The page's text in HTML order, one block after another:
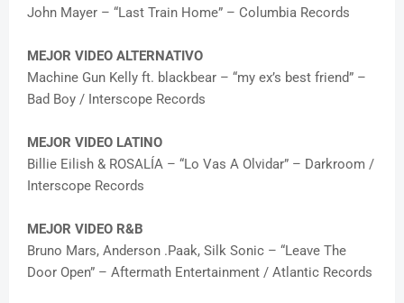
John Mayer – “Last Train Home” – Columbia Records
MEJOR VIDEO ALTERNATIVO
Machine Gun Kelly ft. blackbear – “my ex’s best friend” –
Bad Boy / Interscope Records
MEJOR VIDEO LATINO
Billie Eilish & ROSALÍA – “Lo Vas A Olvidar” – Darkroom /
Interscope Records
MEJOR VIDEO R&B
Bruno Mars, Anderson .Paak, Silk Sonic – “Leave The
Door Open” – Aftermath Entertainment / Atlantic Records